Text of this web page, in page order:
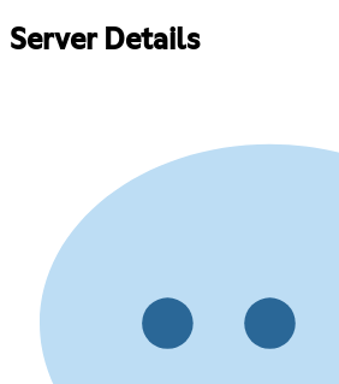
Server Details